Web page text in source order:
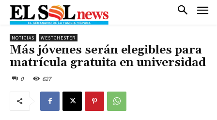
NOTICIAS WESTCHESTER
Más jóvenes serán elegibles para
matrícula gratuita en universidad
0 627